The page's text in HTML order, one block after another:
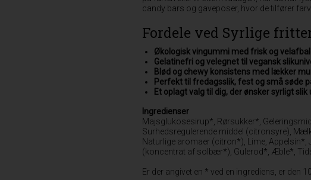
candy bars og gaveposer, hvor de tilfører
Fordele ved Syrlige
Økologisk vingummi med frisk og
Gelatinefri og velegnet til vegansk
Blød og chewy konsistens med lækker
Perfekt til fredagsslik, fest og små søde
Et oplagt valg til dig, der ønsker syrligt
Ingredienser
Majsglukosesirup*, Rørsukker*,
Surhedsregulerende middel (citronsyre),
Naturlige aromaer (citron*), Lime,
(koncentrat af solbær*), Gulerod*, Æble*,
Er der angivet en * ved en ingrediens, er den